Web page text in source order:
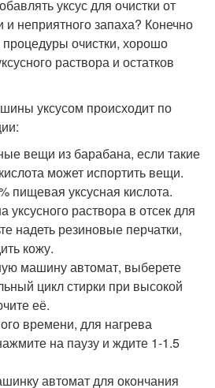
уксус для очистки от
и неприятного запаха? Конечно
очистки, хорошо
раствора и остатков
уксусом происходит по
вещи из барабана, если такие
может испортить вещи.
пищевая уксусная кислота.
уксусного раствора в отсек для
надеть резиновые перчатки,
кожу.
машину автомат, выберете
цикл стирки при высокой
её.
времени, для нагрева
на паузу и ждите 1-1.5
автомат для окончания